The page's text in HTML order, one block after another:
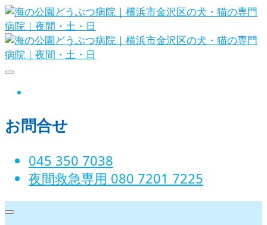
Skip
to
content
日
お問合せ
045 350 7038‬
夜間救急専用 080 7201 7225‬